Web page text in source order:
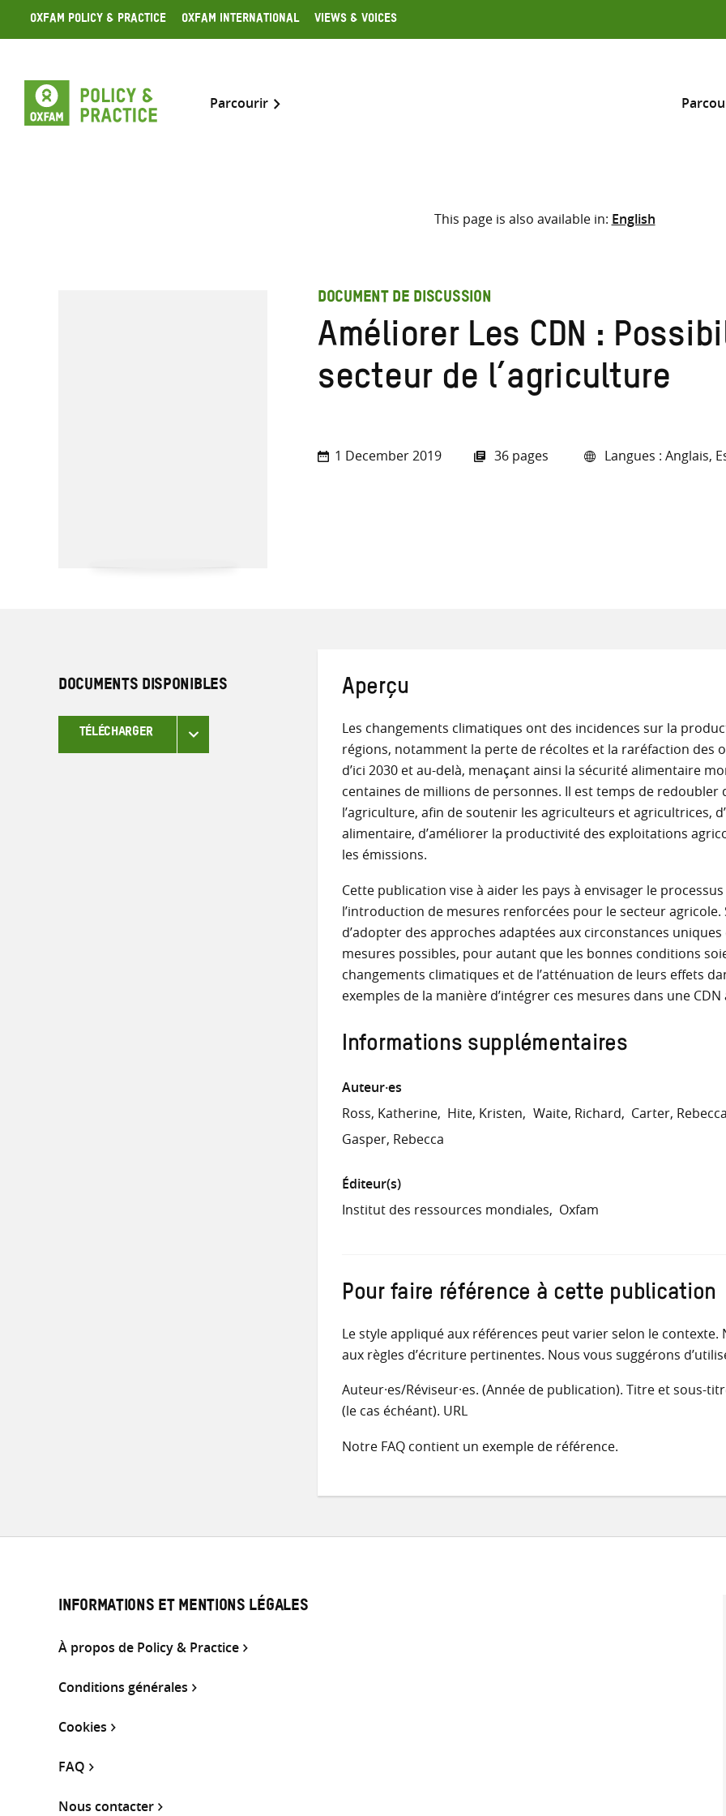
Skip
to
Oxfam Policy & Practice Oxfam International Views & Voices
Parcourir
Inclure
Sélectionner l’emplacement
termes
de
recherche
This page is also available in: English
DOCUMENT DE DISCUSSION
Améliorer Les CDN :
secteur de l’agriculture
1 December 2019 36 pages Langues : Anglais,
DOCUMENTS DISPONIBLES
TÉLÉCHARGER
Aperçu
Les changements climatiques ont des incidences sur la
régions, notamment la perte de récoltes et la raréfaction des
d’ici 2030 et au-delà, menaçant ainsi la sécurité alimentaire
centaines de millions de personnes. Il est temps de redoubler
l’agriculture, afin de soutenir les agriculteurs et agricultrices,
alimentaire, d’améliorer la productivité des exploitations
les émissions.
Cette publication vise à aider les pays à envisager le
l’introduction de mesures renforcées pour le secteur
d’adopter des approches adaptées aux circonstances
mesures possibles, pour autant que les bonnes conditions
changements climatiques et de l’atténuation de leurs effets
exemples de la manière d’intégrer ces mesures dans une
Informations supplémentaires
Auteur·es
Ross, Katherine Hite, Kristen Waite, Richard Carter, Rebecca
Gasper, Rebecca
Éditeur(s)
Institut des ressources mondiales
Oxfam
Pour faire référence à cette publication
Le style appliqué aux références peut varier selon le
aux règles d’écriture pertinentes. Nous vous suggérons
Auteur·es/Réviseur·es. (Année de publication). Titre et sous-
(le cas échéant). URL
Notre FAQ contient un exemple de référence.
INFORMATIONS ET MENTIONS LÉGALES
À propos de Policy & Practice
Conditions générales
Cookies
FAQ
Nous contacter